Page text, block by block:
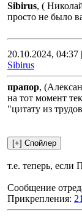
Sibirus, (
просто не было
20.10.2024,
Sibirus
прапор,
на тот момент
"цитату из
т.е. теперь, если
Сообщение
Прикрепления: